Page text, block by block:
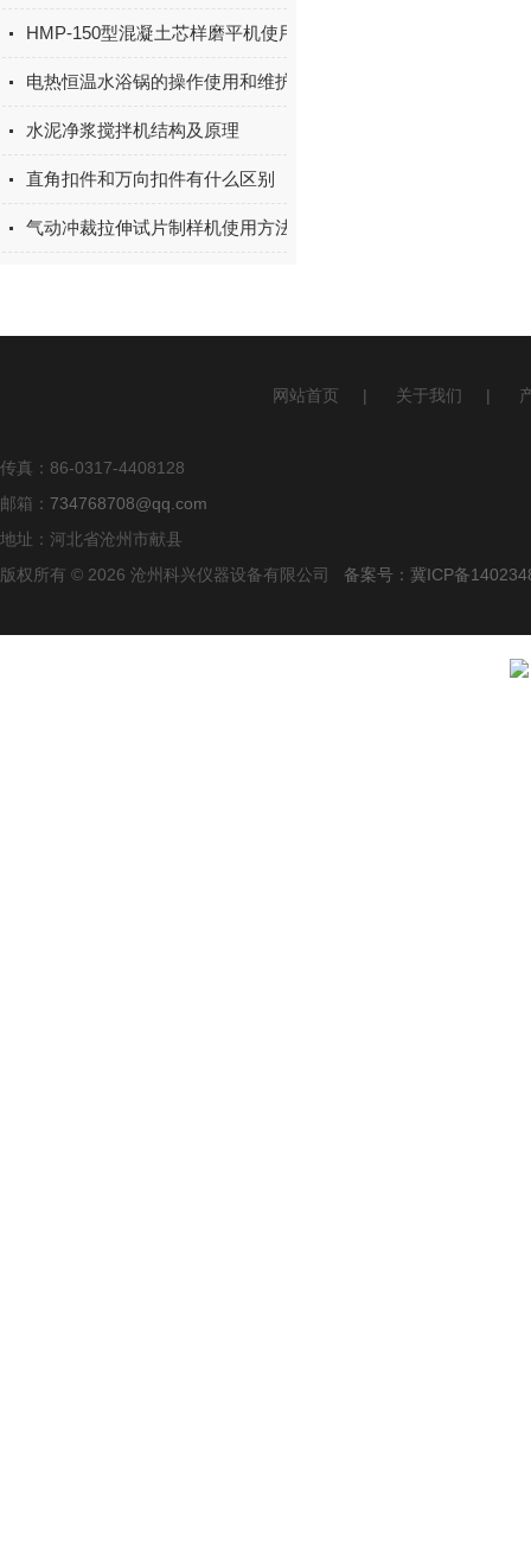
HMP-150型混凝土芯样磨平机使用方法
电热恒温水浴锅的操作使用和维护
水泥净浆搅拌机结构及原理
直角扣件和万向扣件有什么区别
气动冲裁拉伸试片制样机使用方法及注意事项
网站首页 | 关于我们 |
传真：86-0317-4408128
邮箱： 734768708@qq.com
地址：河北省沧州市献县
版权所有 © 2026 沧州科兴仪器设备有限公司 备案号：冀ICP备